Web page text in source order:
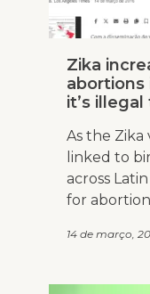
Zika
abortions
it’s
As the Zika
linked to
across
for
14 de março,